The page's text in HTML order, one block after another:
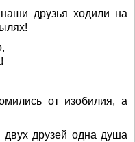
друзья ходили на
от изобилия, а
двух друзей одна душа